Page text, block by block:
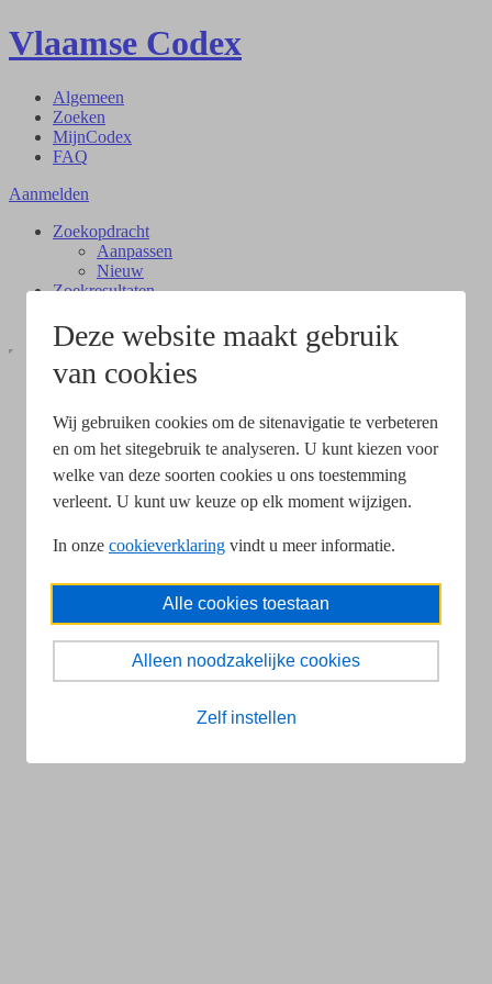
Deze website maakt gebruik
van cookies
Wij gebruiken cookies om de sitenavigatie te verbeteren
en om het sitegebruik te analyseren. U kunt kiezen voor
welke van deze soorten cookies u ons toestemming
verleent. U kunt uw keuze op elk moment wijzigen.
In onze cookieverklaring vindt u meer informatie.
Alle cookies toestaan
Alleen noodzakelijke cookies
Zelf instellen
Vlaamse Codex
Algemeen
Zoeken
MijnCodex
FAQ
Aanmelden
Zoekopdracht
Aanpassen
Nieuw
Zoekresultaten